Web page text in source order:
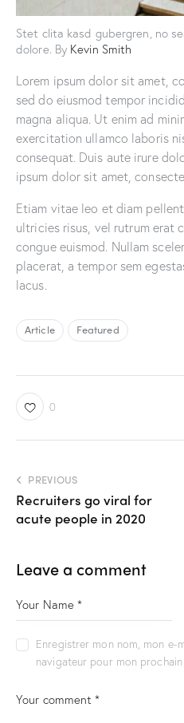
Stet clita kasd gubergren, no
dolore. By Kevin Smith
Lorem ipsum dolor sit amet,
sed do eiusmod tempor
magna aliqua. Ut enim ad
exercitation ullamco laboris
consequat. Duis aute irure
ipsum dolor sit amet,
Etiam vitae leo et diam
ultricies risus, vel rutrum erat
congue euismod. Nullam
placerat, a tempor sem
lacus.
Article Featured
0
PREVIOUS
Recruiters go viral for
acute people in 2020
Leave a comment
Enregistrer mon nom, mon e-
navigateur pour mon